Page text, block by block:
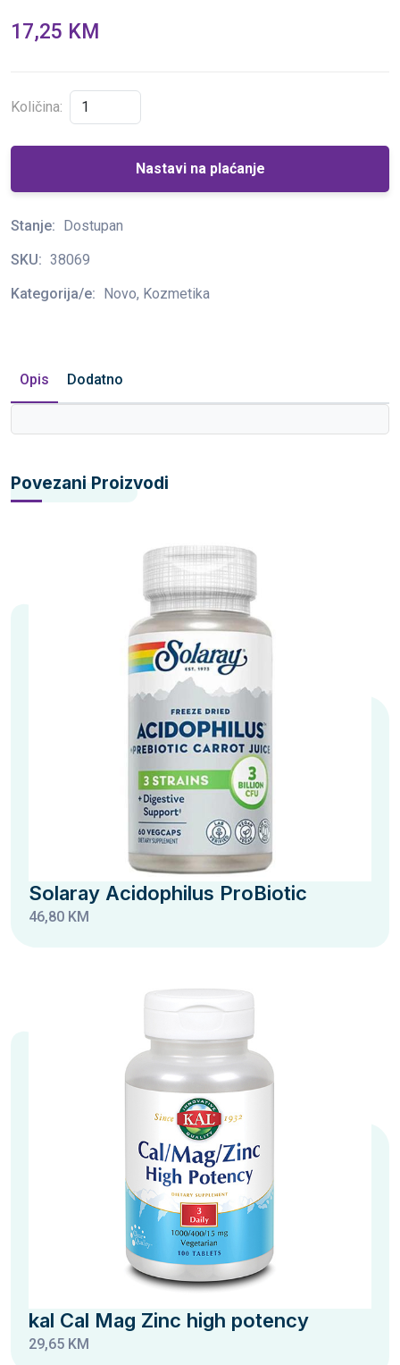
17,25 KM
Količina:
Nastavi na plaćanje
Stanje: Dostupan
SKU: 38069
Kategorija/e: Novo, Kozmetika
Opis Dodatno
Povezani Proizvodi
Solaray Acidophilus ProBiotic
46,80 KM
kal Cal Mag Zinc high potency
29,65 KM